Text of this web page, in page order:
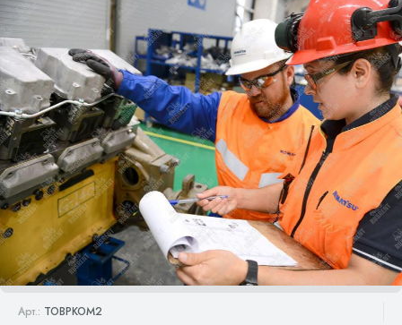
Арт.: TOBPKOM2